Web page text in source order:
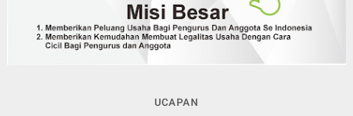
UCAPAN